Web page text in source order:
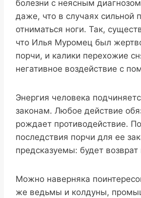
болезни с неясным
даже, что в случаях сильной
отниматься ноги. Так,
что Илья Муромец был
порчи, и калики перехожие
негативное воздействие с
Энергия человека
законам. Любое действие
рождает противодействие.
последствия порчи для ее
предсказуемы: будет возврат
Можно наверняка
же ведьмы и колдуны,